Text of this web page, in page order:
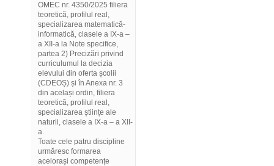
OMEC nr. 4350/2025 filiera
teoretică, profilul real,
specializarea matematică-
informatică, clasele a IX-a –
a XII-a la Note specifice,
partea 2) Precizări privind
curriculumul la decizia
elevului din oferta școlii
(CDEOȘ) și în Anexa nr. 3
din același ordin, filiera
teoretică, profilul real,
specializarea științe ale
naturii, clasele a IX-a – a XII-
a.
Toate cele patru discipline
urmăresc formarea
acelorași competențe